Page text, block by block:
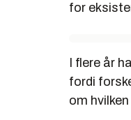
for
I flere år
fordi
om